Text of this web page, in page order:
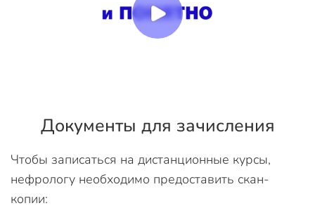
Документы для зачисления
Чтобы записаться на дистанционные курсы,
нефрологу необходимо предоставить скан-
копии: